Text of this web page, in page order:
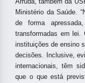
Ministério da Saúde.
de forma
transformadas em lei.
instituições de ensino
decisões. Inclusive,
internacionais, têm
que o que está